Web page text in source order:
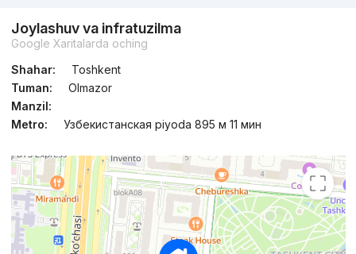
Joylashuv va infratuzilma
Google Xaritalarda oching
Shahar:
Toshkent
Tuman:
Olmazor
Manzil:
Metro:
Узбекистанская piyoda 895 м 11 мин